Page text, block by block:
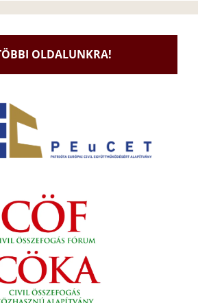
OLDALUNKRA!